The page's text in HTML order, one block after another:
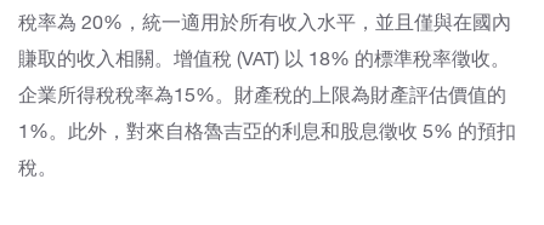
稅率為 20%，統一適用於所有收入水平，並且僅與在國內
賺取的收入相關。增值稅 (VAT) 以 18% 的標準稅率徵收。
企業所得稅稅率為15%。財產稅的上限為財產評估價值的
1%。此外，對來自格魯吉亞的利息和股息徵收 5% 的預扣
稅。